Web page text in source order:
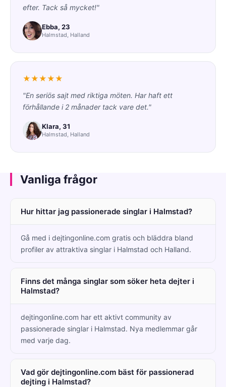
efter. Tack så mycket!"
Ebba, 23
Halmstad, Halland
★★★★★
"En seriös sajt med riktiga möten. Har haft ett
förhållande i 2 månader tack vare det."
Klara, 31
Halmstad, Halland
Vanliga frågor
Hur hittar jag passionerade singlar i Halmstad?
Gå med i dejtingonline.com gratis och bläddra bland
profiler av attraktiva singlar i Halmstad och Halland.
Finns det många singlar som söker heta dejter i
Halmstad?
dejtingonline.com har ett aktivt community av
passionerade singlar i Halmstad. Nya medlemmar går
med varje dag.
Vad gör dejtingonline.com bäst för passionerad
dejting i Halmstad?